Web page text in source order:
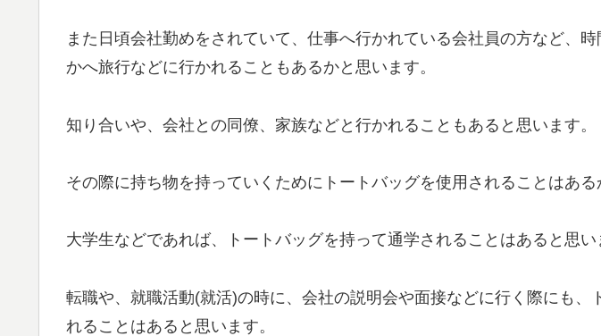
また日頃会社勤めをされていて、仕事へ行かれている会社員の方など、
かへ旅行などに行かれることもあるかと思います。
知り合いや、会社との同僚、家族などと行かれることもあると思います。
その際に持ち物を持っていくためにトートバッグを使用されることはある
大学生などであれば、トートバッグを持って通学されることはあると思い
転職や、就職活動(就活)の時に、会社の説明会や面接などに行く際にも、
れることはあると思います。